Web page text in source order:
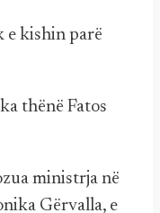
e kishin parë
ka thënë Fatos
ministrja në
Gërvalla, e